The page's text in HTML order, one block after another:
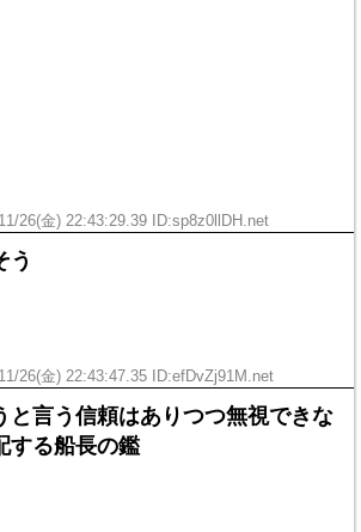
26(金) 22:43:29.39 ID:sp8z0llDH.net
う
26(金) 22:43:47.35 ID:efDvZj91M.net
と言う信頼はありつつ無視できな
する船長の鑑